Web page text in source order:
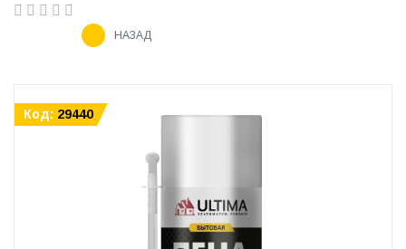
НАЗАД
Код: 29440